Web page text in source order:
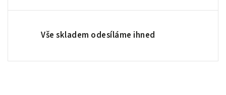
Vše skladem odesíláme ihned